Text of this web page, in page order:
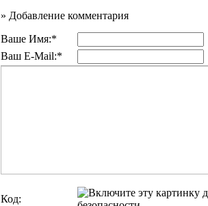
» Добавление комментария
Ваше Имя:*
Ваш E-Mail:*
Код: